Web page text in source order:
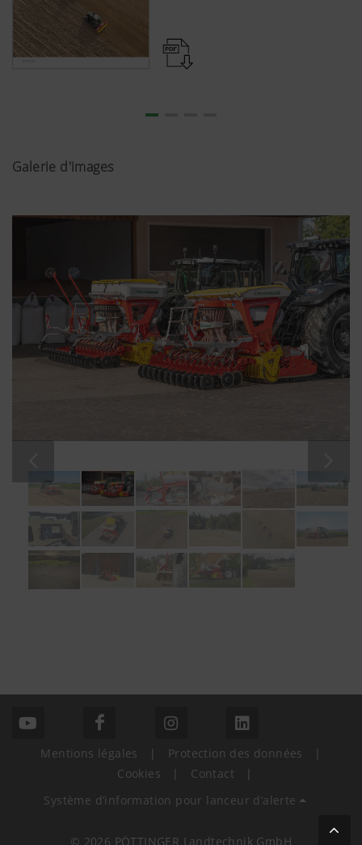
Galerie d'images
Mentions légales | Protection des données
|
Cookies
| Contact
|
Système d’information pour lanceur d’alerte
© 2026 PÖTTINGER Landtechnik GmbH